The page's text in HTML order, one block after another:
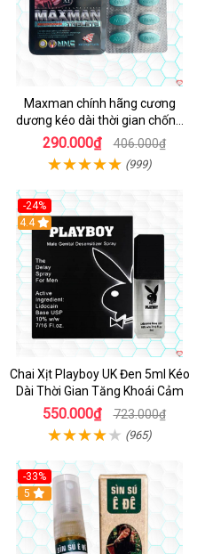
Maxman chính hãng cương
dương kéo dài thời gian chống
xuất tinh sớm hộp 10 viên
290.000₫ 406.000₫
(999)
-24%
Hot
4.4
Chai Xịt Playboy UK Đen 5ml Kéo
Dài Thời Gian Tăng Khoái Cảm
550.000₫ 723.000₫
(965)
-33%
5